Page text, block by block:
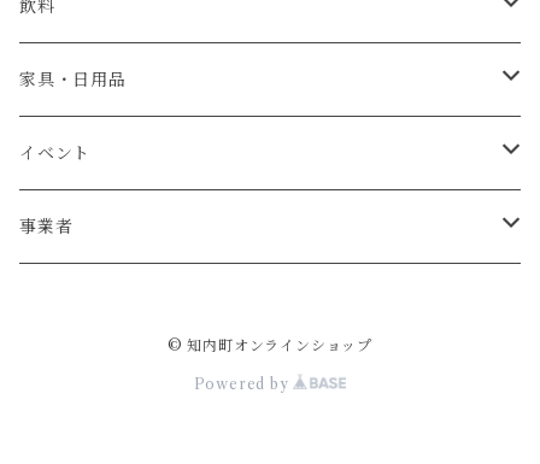
肉
米・パン
魚介類
牡蠣
お菓子
飲料
日本酒
ウイスキー
家具・日用品
ベビーチェア
テーブル
イベント
宿泊券
事業者
© 知内町オンラインショップ
Powered by